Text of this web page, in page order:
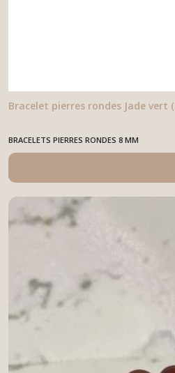
Bracelet pierres rondes Jade vert
BRACELETS PIERRES RONDES 8 MM